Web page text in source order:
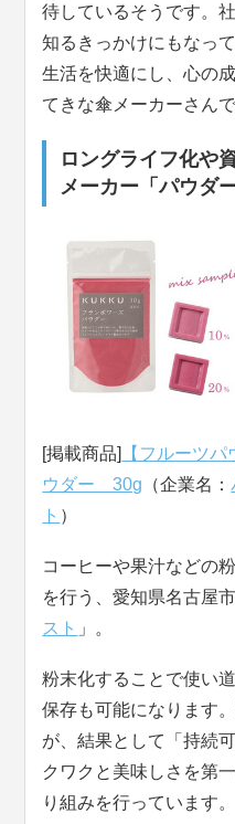
待しているそうです。
知るきっかけにもなっ
生活を快適にし、心の
てきな傘メーカーさんで
ロングライフ化や
メーカー「パウダ
[掲載商品]
【フルーツ
ウダー 30g （企業名：
ト ）
コーヒーや果汁などの
を行う、愛知県名古屋
スト 」。
粉末化することで使い
保存も可能になります
が、結果として「持続
クワクと美味しさを第
り組みを行っています。